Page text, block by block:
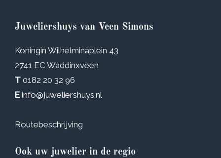
Juweliershuys van Veen Simons
Koningin Wilhelminaplein 43
2741 EC Waddinxveen
T 0182 20 32 96
E info@juweliershuys.nl
Routebeschrijving
Ook uw juwelier in de regio